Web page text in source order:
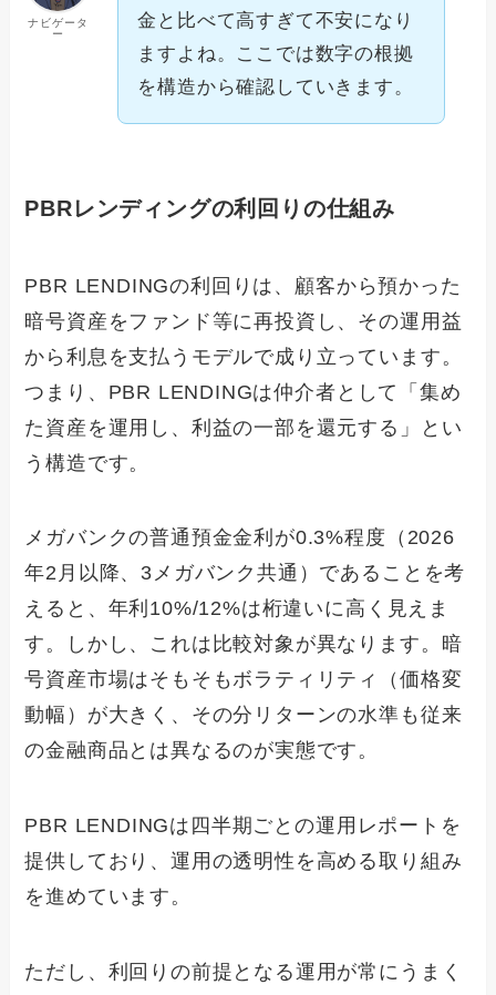
ナビゲータ
ー
金と比べて高すぎて不安になり
ますよね。ここでは数字の根拠
を構造から確認していきます。
PBRレンディングの利回りの仕組み
PBR LENDINGの利回りは、顧客から預かった
暗号資産をファンド等に再投資し、その運用益
から利息を支払うモデルで成り立っています。
つまり、PBR LENDINGは仲介者として「集め
た資産を運用し、利益の一部を還元する」とい
う構造です。
メガバンクの普通預金金利が0.3%程度（2026
年2月以降、3メガバンク共通）であることを考
えると、年利10%/12%は桁違いに高く見えま
す。しかし、これは比較対象が異なります。暗
号資産市場はそもそもボラティリティ（価格変
動幅）が大きく、その分リターンの水準も従来
の金融商品とは異なるのが実態です。
PBR LENDINGは四半期ごとの運用レポートを
提供しており、運用の透明性を高める取り組み
を進めています。
ただし、利回りの前提となる運用が常にうまく